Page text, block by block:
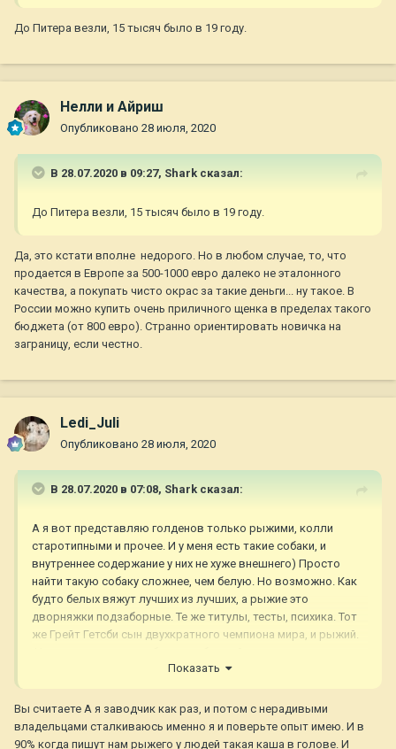
До Питера везли, 15 тысяч было в 19 году.
Нелли и Айриш
Опубликовано 28 июля, 2020
В 28.07.2020 в 09:27, Shark сказал:
До Питера везли, 15 тысяч было в 19 году.
Да, это кстати вполне недорого. Но в любом случае, то, что
продается в Европе за 500-1000 евро далеко не эталонного
качества, а покупать чисто окрас за такие деньги... ну такое. В
России можно купить очень приличного щенка в пределах такого
бюджета (от 800 евро). Странно ориентировать новичка на
заграницу, если честно.
Ledi_Juli
Опубликовано 28 июля, 2020
В 28.07.2020 в 07:08, Shark сказал:
А я вот представляю голденов только рыжими, колли
старотипными и прочее. И у меня есть такие собаки, и
внутреннее содержание у них не хуже внешнего) Просто
найти такую собаку сложнее, чем белую. Но возможно. Как
будто белых вяжут лучших из лучших, а рыжие это
дворняжки подзаборные. Те же титулы, тесты, психика. Тот
же Грейт Гетсби сын двухкратного чемпиона мира, и рыжий.
точно нет. Поэтому ищите и обязательно найдете.
большой выбор среди рыжих. Я не считаю, что это плохо
искать определенный окрас. И из-за границы везти тоже не
проблема.
Показать
Вы считаете А я заводчик как раз, и потом с нерадивыми
владельцами сталкиваюсь именно я и поверьте опыт имею. И в
90% когда пишут нам рыжего у людей такая каша в голове. И